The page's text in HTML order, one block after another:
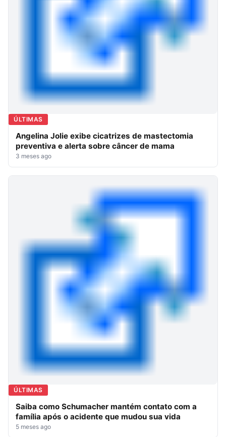
ÚLTIMAS
Angelina Jolie exibe cicatrizes de mastectomia
preventiva e alerta sobre câncer de mama
3 meses ago
ÚLTIMAS
Saiba como Schumacher mantém contato com a
família após o acidente que mudou sua vida
5 meses ago